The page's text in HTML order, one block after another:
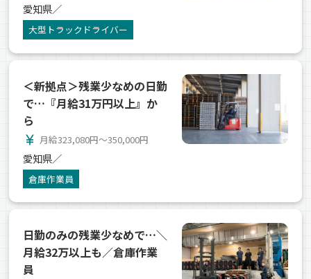
愛知県／
大型トラックドライバー
＜新拠点＞残業少なめの日勤
で…『月給31万円以上』か
ら
currency_yen 月給323,080円～350,000円
愛知県／
倉庫作業員
日勤のみの残業少なめで…＼
月給32万以上も／倉庫作業
員